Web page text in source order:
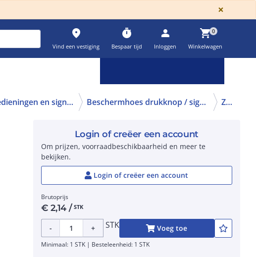
×
place
Vind een vestiging
timer
Bespaar tijd
person
Inloggen
shopping_cart0
Winkelwagen
Toebehoren bedieningen en signaleringen Beschermhoes drukknop / signaallamp ZBP0
Login of creëer een account
Om prijzen, voorraadbeschikbaarheid en meer te
bekijken.
Login of creëer een account
Brutoprijs
€2,14 / STK
- + STK Voeg toe
Minimaal: 1 STK | Besteleenheid: 1 STK